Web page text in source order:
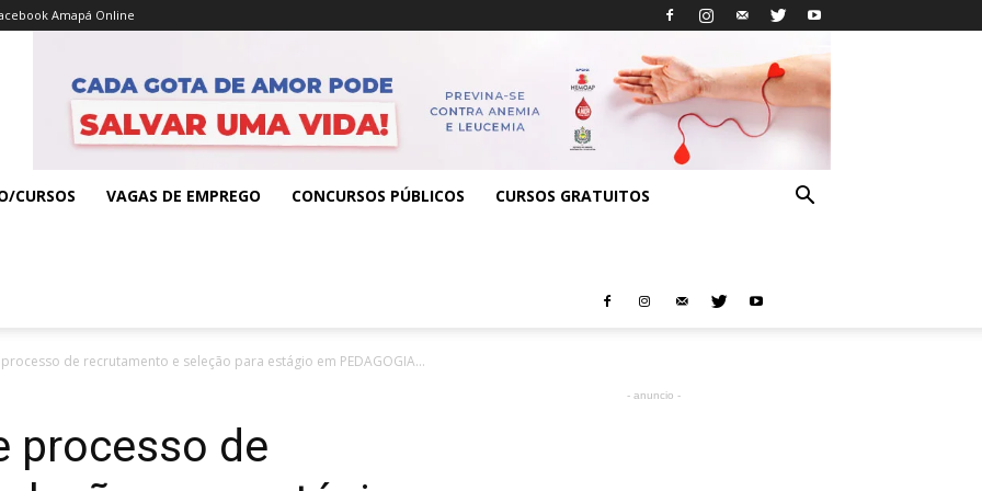
Amapá Online
CURSOS VAGAS DE EMPREGO CONCURSOS PÚBLICOS CURSOS GRATUITOS
de recrutamento e seleção para estágio em PEDAGOGIA...
processo de
- anuncio -